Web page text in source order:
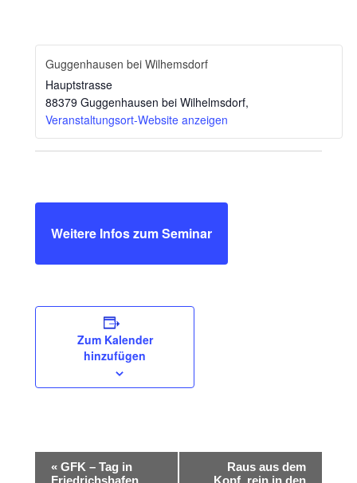
Guggenhausen bei Wilhemsdorf
Hauptstrasse
88379 Guggenhausen bei Wilhelmsdorf,
Veranstaltungsort-Website anzeigen
Weitere Infos zum Seminar
Zum Kalender
hinzufügen
Navigation
« GFK – Tag in
Friedrichshafen
Raus aus dem
Kopf, rein in den